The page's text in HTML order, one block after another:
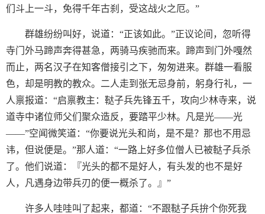
们斗上一斗，免得千年古刹，受这战火之厄。”
群雄纷纷叫好，说道：“正该如此。”正议论间，忽听得
寺门外马蹄声奔得甚急，两骑马疾驰而来。蹄声到门外嘎然
而止，两名汉子在知客僧接引之下，匆匆进来。群雄一看服
色，却是明教的教众。二人走到张无忌身前，躬身行礼，一
人禀报道：“启禀教主：鞑子兵先锋五千，攻向少林寺来，说
道寺中诸位师父们聚众造反，要踏平少林。凡是光——光
——”空闻微笑道：“你要说光头和尚，是不是？那也不用忌
讳，但说便是。”那人道：“一路上好多位僧人已被鞑子兵杀
了。他们说道：『光头的都不是好人，有头发的也不是好
人，凡遇身边带兵刃的便一概杀了。』”
许多人哇哇叫了起来，都道：“不跟鞑子兵拚个你死我